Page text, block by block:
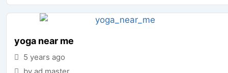
yoga near me
5 years ago